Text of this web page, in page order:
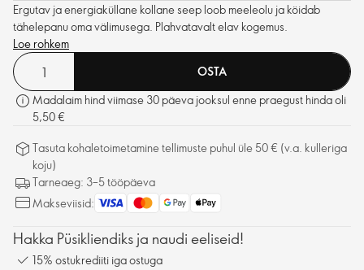
Ergutav ja energiaküllane kollane seep loob meeleolu ja köidab
tähelepanu oma välimusega. Plahvatavalt elav kogemus.
Loe rohkem
OSTA
Madalaim hind viimase 30 päeva jooksul enne praegust hinda oli
5,50 €
Tasuta kohaletoimetamine tellimuste puhul üle 50 € (v.a. kulleriga
koju)
Tarneaeg: 3–5 tööpäeva
Makseviisid:
Hakka Püsikliendiks ja naudi eeliseid!
15% ostukrediiti iga ostuga